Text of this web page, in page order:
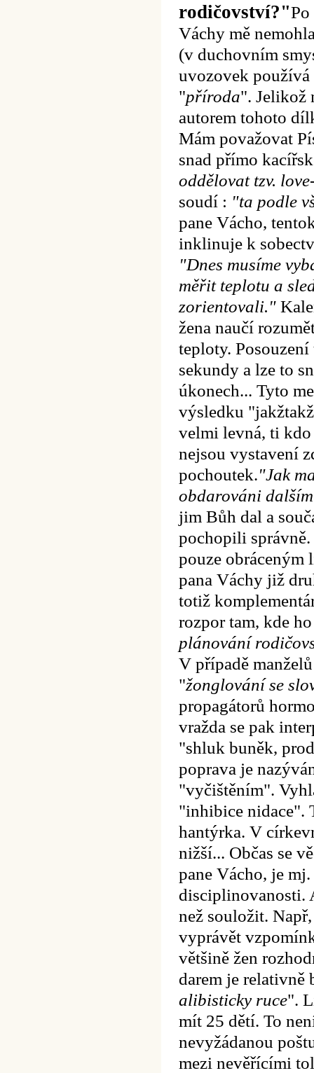
rodičovství?"
Váchy mě
(v duchovním
uvozovek používá
"příroda". Jelikož
autorem tohoto
Mám považovat
snad přímo
oddělovat tzv.
soudí : "ta podle
pane Vácho,
inklinuje k
"Dnes musíme
měřit teplotu a
zorientovali."
žena naučí
teploty.
sekundy a lze to
úkonech... Tyto
výsledku
velmi levná, ti
nejsou vystavení
pochoutek."Jak
obdarováni
jim Bůh dal a
pochopili správně.
pouze obráceným
pana Váchy již
totiž
rozpor tam, kde
plánování
V případě
"žonglování se
propagátorů
vražda se pak
"shluk buněk,
poprava je
"vyčištěním".
"inhibice nidace".
hantýrka. V
nižší... Občas se
pane Vácho, je
disciplinovanosti.
než souložit.
vyprávět
většině žen
darem je relativně
alibisticky ruce".
mít 25 dětí. To
nevyžádanou
mezi nevěřícími